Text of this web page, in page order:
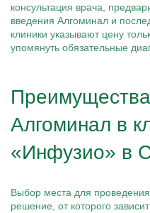
консультация врача,
введения Алгоминал и
клиники указывают цену
упомянуть обязательные
Алгоминал в
«Инфузио» в
Выбор места для
решение, от которого